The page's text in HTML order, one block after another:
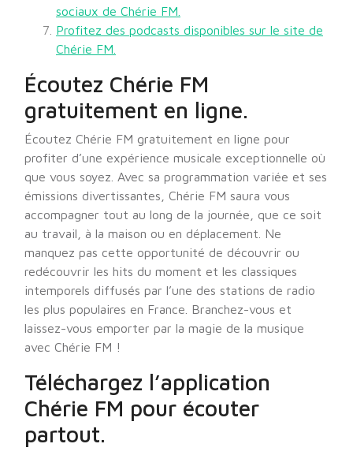
sociaux de Chérie FM.
Profitez des podcasts disponibles sur le site de
Chérie FM.
Écoutez Chérie FM
gratuitement en ligne.
Écoutez Chérie FM gratuitement en ligne pour
profiter d’une expérience musicale exceptionnelle où
que vous soyez. Avec sa programmation variée et ses
émissions divertissantes, Chérie FM saura vous
accompagner tout au long de la journée, que ce soit
au travail, à la maison ou en déplacement. Ne
manquez pas cette opportunité de découvrir ou
redécouvrir les hits du moment et les classiques
intemporels diffusés par l’une des stations de radio
les plus populaires en France. Branchez-vous et
laissez-vous emporter par la magie de la musique
avec Chérie FM !
Téléchargez l’application
Chérie FM pour écouter
partout.